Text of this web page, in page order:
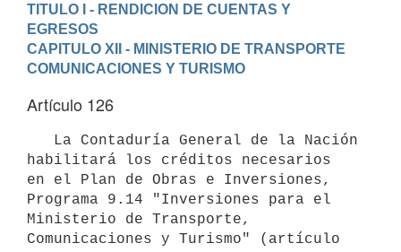
TITULO I - RENDICION DE CUENTAS Y
EGRESOS
CAPITULO XII - MINISTERIO DE TRANSPORTE
COMUNICACIONES Y TURISMO
Artículo 126
habilitará los créditos necesarios
en el Plan de Obras e Inversiones,
Programa 9.14 "Inversiones para el
Ministerio de Transporte,
Comunicaciones y Turismo" (artículo